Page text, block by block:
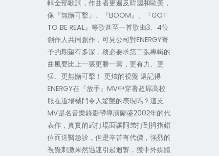
輯全部歌詞，作曲者更遍及韓國和歐美，
像『無懈可擊』、『BOOM』、『GOT
TO BE REAL』等歌甚至一首歌由3、4位
創作人共同創作，可見公司對ENERGY寄
予的期望有多深，務必要求第二張專輯的
曲風要比上一張更勝一籌，更有力、更
猛、更無懈可擊！ 更炫的視覺 還記得
ENERGY在『放手』MV中穿著超屌高校
服在道場械鬥令人驚艷的表現嗎？這支
MV是名音樂錄影帶導演鄺盛2002年的代
表作，真實的武打場面讓阿弟打到拇指錯
位而送醫急診，但是辛苦有代價，強烈的
視覺刺激果然迅速引起迴響，獲中外媒體